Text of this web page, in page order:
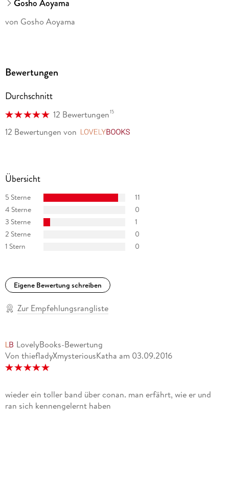
Gosho Aoyama
von Gosho Aoyama
Bewertungen
Durchschnitt
12 Bewertungen15
12 Bewertungen von
Übersicht
5 Sterne
11
4 Sterne
0
3 Sterne
1
2 Sterne
0
1 Stern
0
Eigene Bewertung schreiben
Zur Empfehlungsrangliste
LovelyBooks-Bewertung
Von thiefladyXmysteriousKatha am 03.09.2016
wieder ein toller band über conan. man erfährt, wie er und
ran sich kennengelernt haben